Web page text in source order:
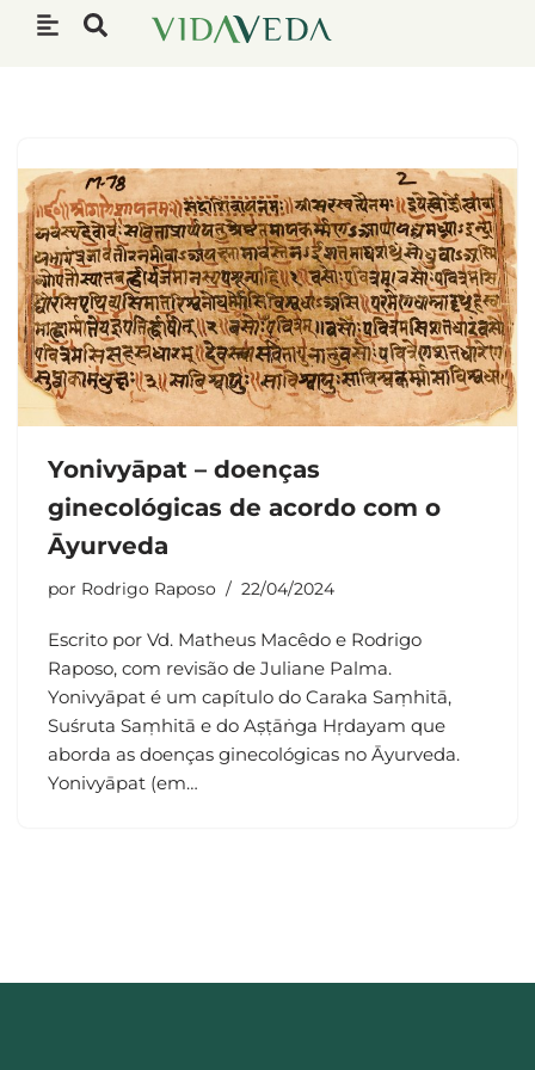
Yonivyāpat – doenças
ginecológicas de acordo com o
Āyurveda
por Rodrigo Raposo 22/04/2024
Escrito por Vd. Matheus Macêdo e Rodrigo
Raposo, com revisão de Juliane Palma.
Yonivyāpat é um capítulo do Caraka Saṃhitā,
Suśruta Saṃhitā e do Aṣṭāṅga Hṛdayam que
aborda as doenças ginecológicas no Āyurveda.
Yonivyāpat (em…